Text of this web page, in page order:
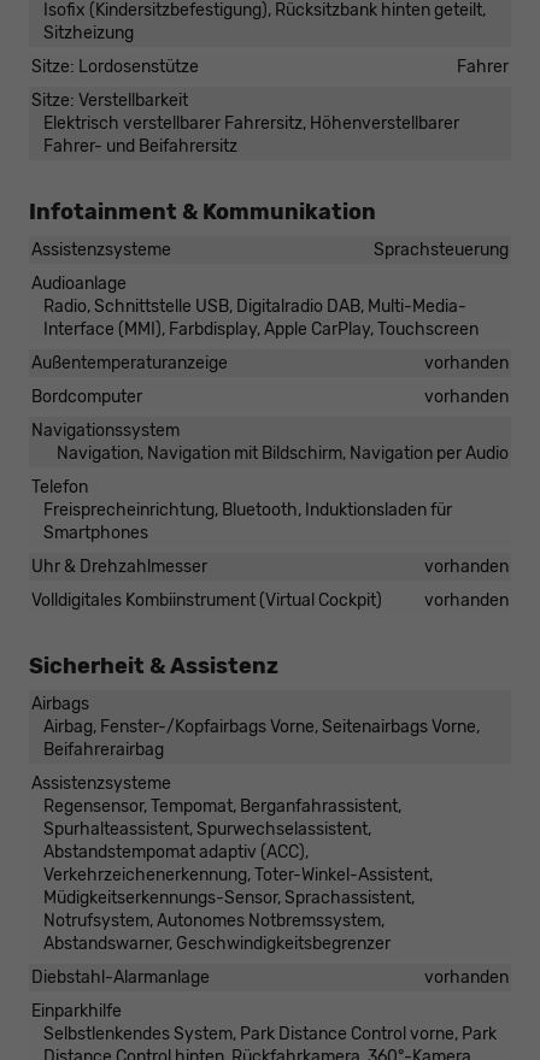
Isofix (Kindersitzbefestigung), Rücksitzbank hinten geteilt,
Sitzheizung
Sitze: Lordosenstütze
Fahrer
Sitze: Verstellbarkeit
Elektrisch verstellbarer Fahrersitz, Höhenverstellbarer
Fahrer- und Beifahrersitz
Infotainment & Kommunikation
Assistenzsysteme
Sprachsteuerung
Audioanlage
Radio, Schnittstelle USB, Digitalradio DAB, Multi-Media-
Interface (MMI), Farbdisplay, Apple CarPlay, Touchscreen
Außentemperaturanzeige
vorhanden
Bordcomputer
vorhanden
Navigationssystem
Navigation, Navigation mit Bildschirm, Navigation per Audio
Telefon
Freisprecheinrichtung, Bluetooth, Induktionsladen für
Smartphones
Uhr & Drehzahlmesser
vorhanden
Volldigitales Kombiinstrument (Virtual Cockpit)
vorhanden
Sicherheit & Assistenz
Airbags
Airbag, Fenster-/Kopfairbags Vorne, Seitenairbags Vorne,
Beifahrerairbag
Assistenzsysteme
Regensensor, Tempomat, Berganfahrassistent,
Spurhalteassistent, Spurwechselassistent,
Abstandstempomat adaptiv (ACC),
Verkehrzeichenerkennung, Toter-Winkel-Assistent,
Müdigkeitserkennungs-Sensor, Sprachassistent,
Notrufsystem, Autonomes Notbremssystem,
Abstandswarner, Geschwindigkeitsbegrenzer
Diebstahl-Alarmanlage
vorhanden
Einparkhilfe
Selbstlenkendes System, Park Distance Control vorne, Park